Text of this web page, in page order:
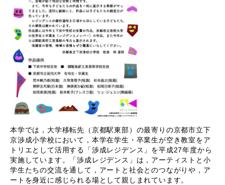
本学では，大学移転先（京都駅東部）の最寄りの京都市立下
京渉成小学校において，本学在学生・卒業生が空き教室をア
トリエとして活用する「渉成レジデンス」を平成27年度から
実施しています。「渉成レジデンス」は，アーティストと小
学生たちの交流を通して，アートと社会とのつながりや，ア
ートを身近に感じられる場として親しまれています。